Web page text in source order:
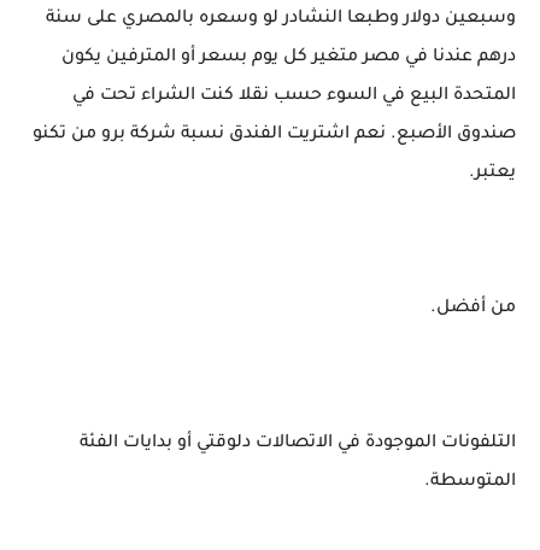
وسبعين دولار وطبعا النشادر لو وسعره بالمصري على سنة
درهم عندنا في مصر متغير كل يوم بسعر أو المترفين يكون
المتحدة البيع في السوء حسب نقلا كنت الشراء تحت في
صندوق الأصبع. نعم اشتريت الفندق نسبة شركة برو من تكنو
يعتبر.
من أفضل.
التلفونات الموجودة في الاتصالات دلوقتي أو بدايات الفئة
المتوسطة.